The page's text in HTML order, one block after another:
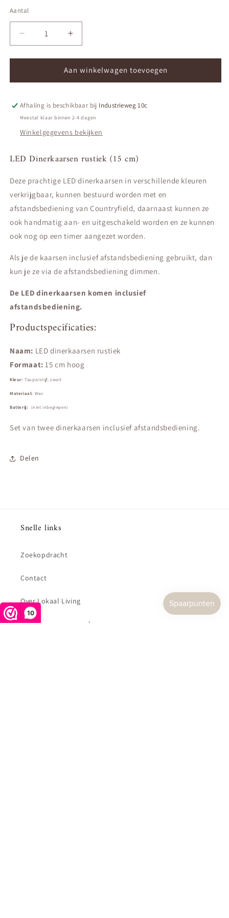
10
Aantal
Aantal
Aantal
verlagen
voor
Dinerkaarsen
(15
Aantal
verhogen
voor
LED
Dinerkaarsen
(15
Aan winkelwagen toevoegen
Afhaling is beschikbaar bij Industrieweg 10c
Meestal klaar binnen 2-4 dagen
Winkelgegevens bekijken
LED Dinerkaarsen rustiek (15 cm)
Deze prachtige LED dinerkaarsen in verschillende kleuren
verkrijgbaar, kunnen bestuurd worden met en
afstandsbediening van Countryfield, daarnaast kunnen ze
ook handmatig aan- en uitgeschakeld worden en ze kunnen
ook nog op een timer aangezet worden.
Als je de kaarsen inclusief afstandsbediening gebruikt, dan
kun je ze via de afstandsbediening dimmen.
De LED dinerkaarsen komen inclusief
afstandsbediening.
Productspecificaties:
Naam: LED dinerkaarsen rustiek
Formaat: 15 cm hoog
Kleur:Taupe/olijf, zwart
Materiaal: Wax
Batterij: (niet inbegrepen)
Set van twee dinerkaarsen inclusief afstandsbediening.
Delen
Snelle links
Zoekopdracht
Contact
Over Lokaal Living
Algemene voorwaarden